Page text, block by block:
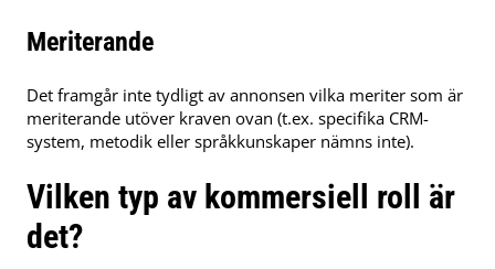
Meriterande
Det framgår inte tydligt av annonsen vilka meriter som är
meriterande utöver kraven ovan (t.ex. specifika CRM-
system, metodik eller språkkunskaper nämns inte).
Vilken typ av kommersiell roll är
det?